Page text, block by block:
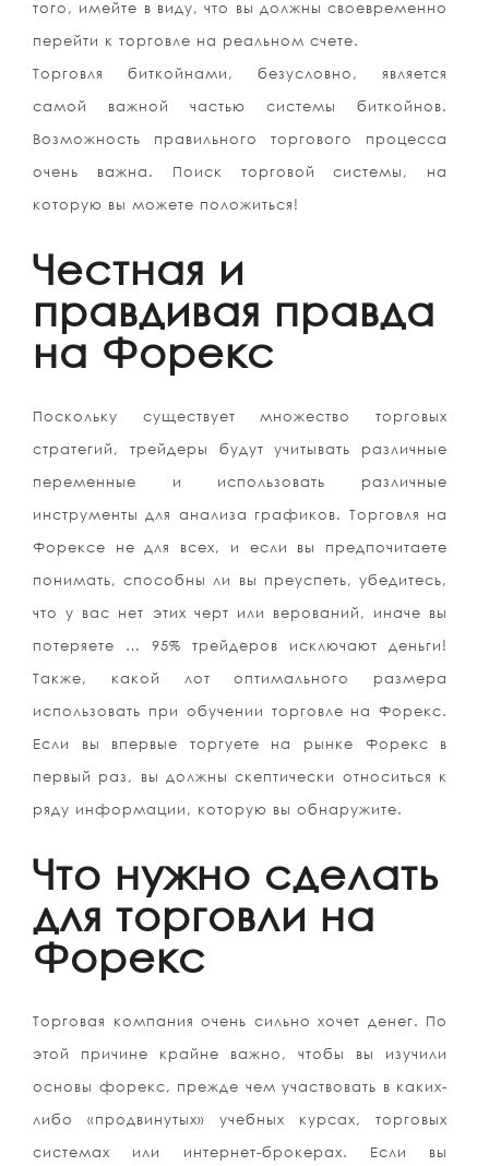
того, имейте в виду, что вы должны своевременно
перейти к торговле на реальном счете.
Торговля биткойнами, безусловно, является
самой важной частью системы биткойнов.
Возможность правильного торгового процесса
очень важна. Поиск торговой системы, на
которую вы можете положиться!
Честная и
правдивая правда
на Форекс
Поскольку существует множество торговых
стратегий, трейдеры будут учитывать различные
переменные и использовать различные
инструменты для анализа графиков. Торговля на
Форексе не для всех, и если вы предпочитаете
понимать, способны ли вы преуспеть, убедитесь,
что у вас нет этих черт или верований, иначе вы
потеряете … 95% трейдеров исключают деньги!
Также, какой лот оптимального размера
использовать при обучении торговле на Форекс.
Если вы впервые торгуете на рынке Форекс в
первый раз, вы должны скептически относиться к
ряду информации, которую вы обнаружите.
Что нужно сделать
для торговли на
Форекс
Торговая компания очень сильно хочет денег. По
этой причине крайне важно, чтобы вы изучили
основы форекс, прежде чем участвовать в каких-
либо «продвинутых» учебных курсах, торговых
системах или интернет-брокерах. Если вы